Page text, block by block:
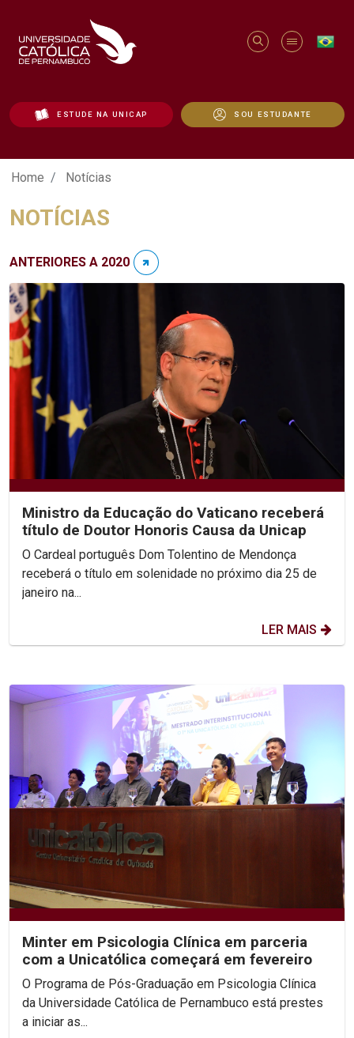
ESTUDE NA UNICAP SOU ESTUDANTE
Notícias - Unicap
Home Notícias
NOTÍCIAS
ANTERIORES A 2020
Ministro da Educação do Vaticano receberá
título de Doutor Honoris Causa da Unicap
O Cardeal português Dom Tolentino de Mendonça
receberá o título em solenidade no próximo dia 25 de
janeiro na...
LER MAIS
Minter em Psicologia Clínica em parceria
com a Unicatólica começará em fevereiro
O Programa de Pós-Graduação em Psicologia Clínica
da Universidade Católica de Pernambuco está prestes
a iniciar as...